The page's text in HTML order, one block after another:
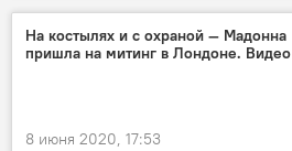
лицо
форма
На костылях и с охраной — Мадонна
пришла на митинг в Лондоне. Видео
8 июня 2020, 17:53